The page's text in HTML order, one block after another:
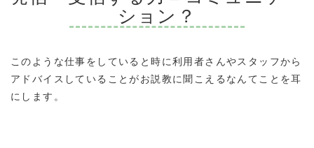
ション？
このような仕事をしていると時に利用者さんやスタッフから
アドバイスしていることがお説教に聞こえるなんてことを耳
にします。